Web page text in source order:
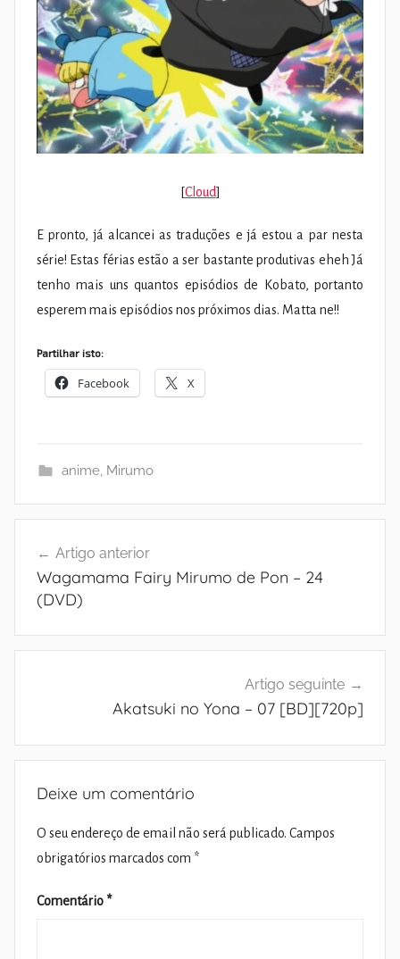
[Cloud]
E pronto, já alcancei as traduções e já estou a par nesta
série! Estas férias estão a ser bastante produtivas eheh Já
tenho mais uns quantos episódios de Kobato, portanto
esperem mais episódios nos próximos dias. Matta ne!!
Partilhar isto:
Facebook X
anime, Mirumo
de
artigos
Artigo anterior
Wagamama Fairy Mirumo de Pon – 24
(DVD)
Artigo seguinte
Akatsuki no Yona – 07 [BD][720p]
Deixe um comentário
O seu endereço de email não será publicado. Campos
obrigatórios marcados com *
Comentário *